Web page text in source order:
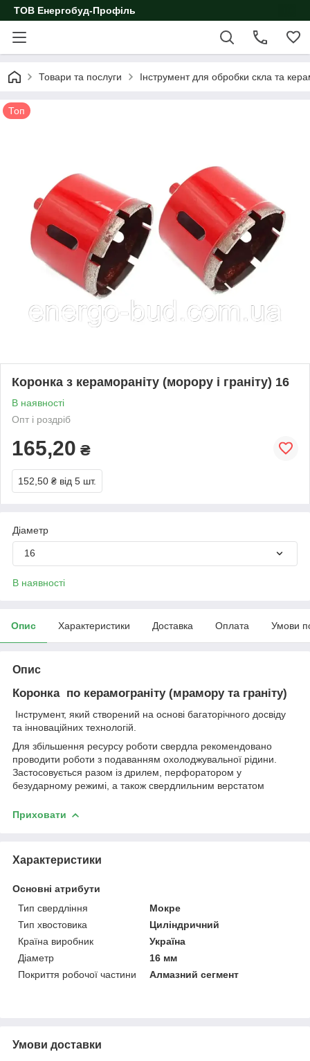
ТОВ Енергобуд-Профіль
Товари та послуги Інструмент для обробки скла та
Топ
Коронка з керамораніту (морору і граніту) 16
В наявності
Опт і роздріб
165,20 ₴
152,50 ₴ від 5 шт.
Діаметр
16
В наявності
Опис Характеристики Доставка Оплата Умови
Опис
Коронка по керамограніту (мрамору та граніту)
Інструмент, який створений на основі багаторічного досвіду
та інноваційних технологій.
Для збільшення ресурсу роботи свердла рекомендовано
проводити роботи з подаванням охолоджувальної рідини.
Застосовується разом із дрилем, перфоратором у
безударному режимі, а також свердлильним верстатом
Приховати
Характеристики
Основні атрибути
Тип свердління
Мокре
Тип хвостовика
Циліндричний
Країна виробник
Україна
Діаметр
16 мм
Покриття робочої частини
Алмазний сегмент
Умови доставки